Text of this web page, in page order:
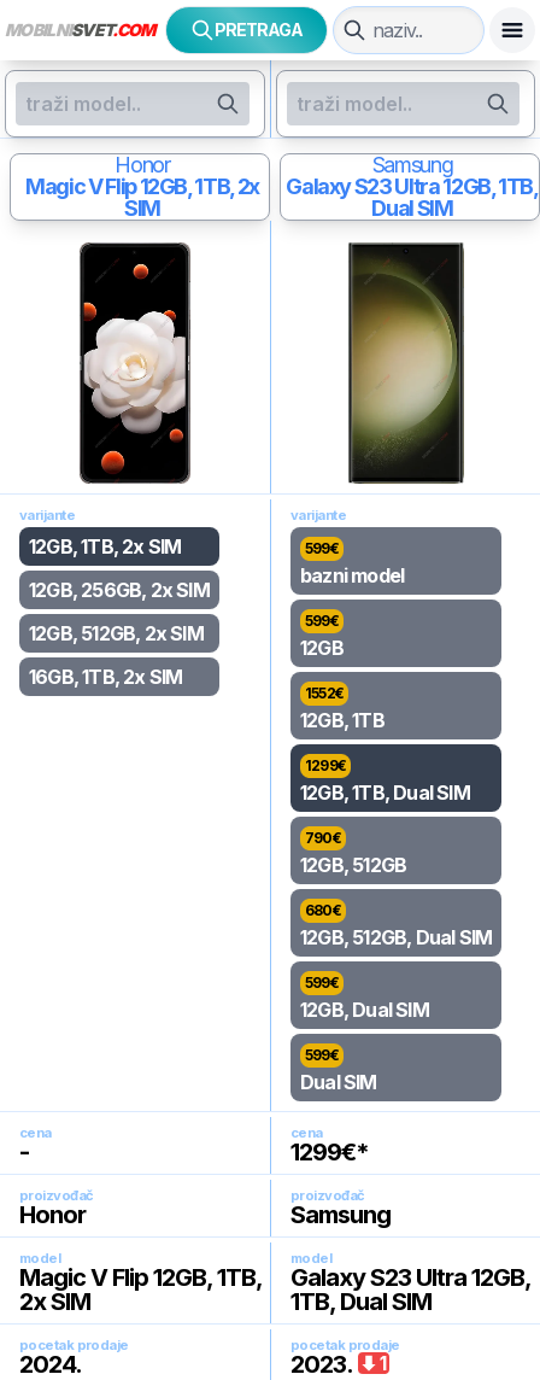
MOBILNISVET.COM PRETRAGA
Honor
Magic V Flip12GB, 1TB, 2x
SIM
Samsung
Galaxy S23 Ultra12GB, 1TB,
Dual SIM
varijante
12GB, 1TB, 2x SIM
12GB, 256GB, 2x SIM
12GB, 512GB, 2x SIM
16GB, 1TB, 2x SIM
varijante
599€
bazni model
599€
12GB
1552€
12GB, 1TB
1299€
12GB, 1TB, Dual SIM
790€
12GB, 512GB
680€
12GB, 512GB, Dual SIM
599€
12GB, Dual SIM
599€
Dual SIM
cena
-
cena
1299€*
proizvođač
Honor
proizvođač
Samsung
model
Magic V Flip 12GB, 1TB,
2x SIM
model
Galaxy S23 Ultra 12GB,
1TB, Dual SIM
pocetak prodaje
2024.
pocetak prodaje
2023. 1